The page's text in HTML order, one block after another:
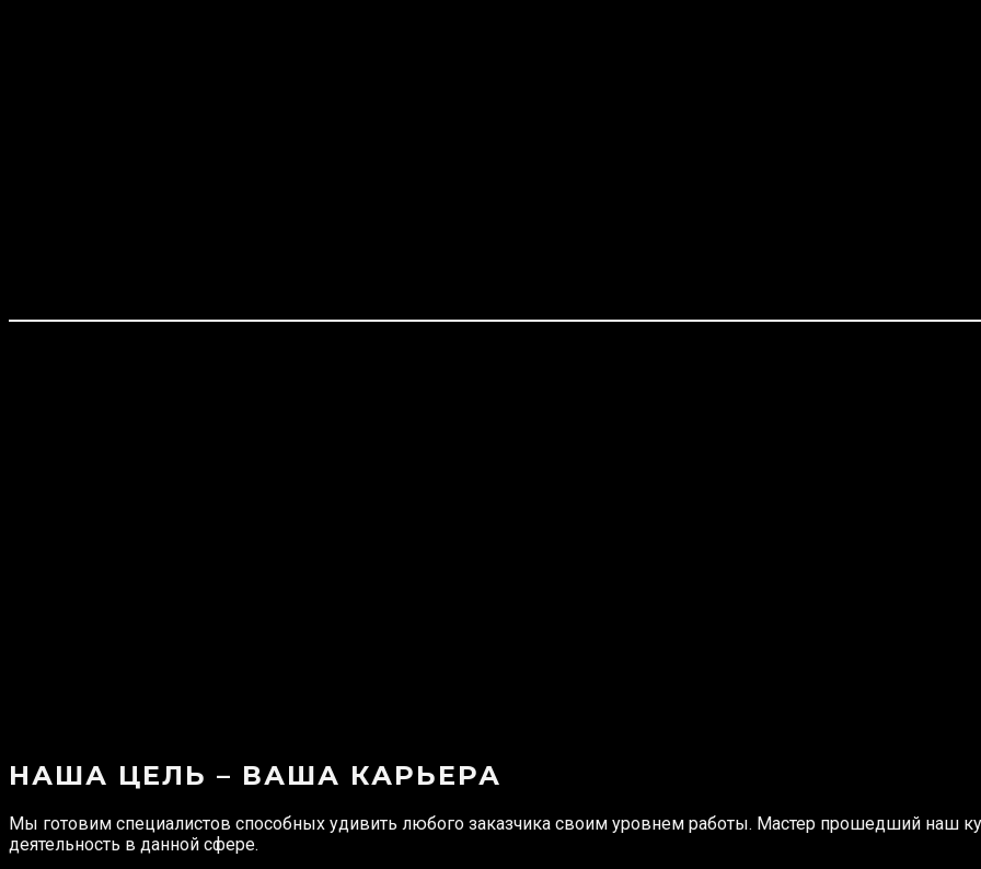
НАША ЦЕЛЬ – ВАША КАРЬЕРА
Мы готовим специалистов способных удивить любого заказчика своим уровнем работы. Мастер прошедший наш
деятельность в данной сфере.